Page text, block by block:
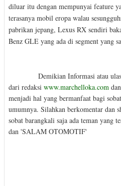
diluar itu dengan mempunyai feature
terasanya mobil eropa walau
pabrikan jepang, Lexus RX sendiri
Benz GLE yang ada di segment yang
Demikian Informasi atau ulasan
dari redaksi www.marchelloka.com
menjadi hal yang bermanfaat bagi
umumnya. Silahkan berkomentar dan
sobat barangkali saja ada teman yang
dan 'SALAM OTOMOTIF'